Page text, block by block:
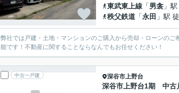
東武東上線 「男衾 」
秩父鉄道 「永田 」駅
弊社では戸建・土地・マンションのご購入から売却・ローンの
能です！不動産に関することならなんでもお任せください！
中古一戸建 深谷市上野台
深谷市上野台1期 中古